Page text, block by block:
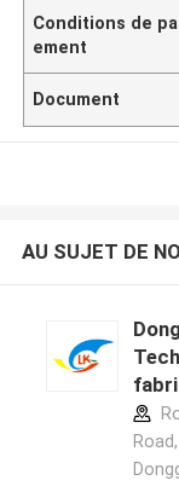
Conditions de
ement
Document
AU SUJET DE